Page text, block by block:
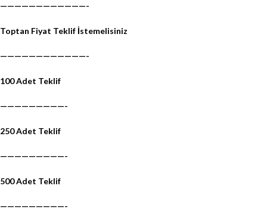
————————————-
Toptan Fiyat Teklif İstemelisiniz
————————————-
100 Adet Teklif
—————————-
250 Adet Teklif
—————————-
500 Adet Teklif
—————————-